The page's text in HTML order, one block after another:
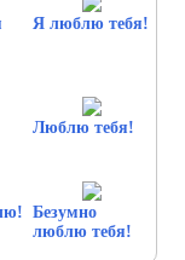
Я люблю тебя!
Люблю тебя!
Безумно
люблю тебя!